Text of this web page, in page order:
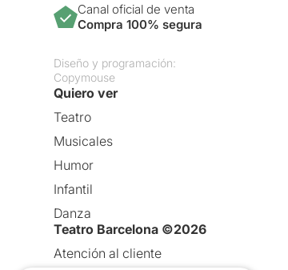
Canal oficial de venta
Compra 100% segura
Diseño y programación:
Copymouse
Quiero ver
Teatro
Musicales
Humor
Infantil
Danza
Teatro Barcelona ©2026
Atención al cliente